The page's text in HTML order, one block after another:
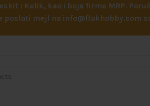
i Kelik, kao i boja firme MRP.
mejl na info@flakhobby.com